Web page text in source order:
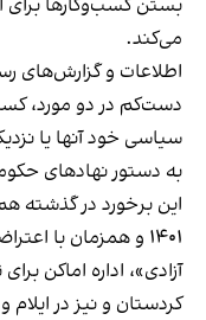
بستن کسب‌وکارها برای
می‌کند.
اطلاعات و گزارش‌های
دست‌کم در دو مورد،
سیاسی خود آنها یا
به دستور نهادهای
این برخورد در گذشته
۱۴۰۱ و همزمان با
آزادی»، اداره اماکن
کردستان و نیز در ایلام